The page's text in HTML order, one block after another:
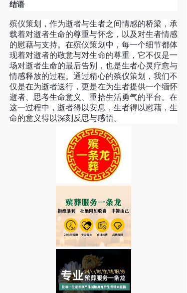
结语
殡仪策划，作为逝者与生者之间情感的桥梁，承
载着对逝者生命的尊重与怀念，以及对生者情感
的慰藉与支持。在殡仪策划中，每一个细节都体
现着对逝者的敬意与对生命的尊重，它不仅是一
场对逝者生命的最后告别，也是生者心灵疗愈与
情感释放的过程。通过精心的殡仪策划，我们不
仅是在为逝者送行，更是在为生者提供一个缅怀
逝者、思考生命意义、重拾生活勇气的平台。在
这一过程中，逝者得以安息，生者得以慰藉，生
命的意义得以深刻反思与感悟。